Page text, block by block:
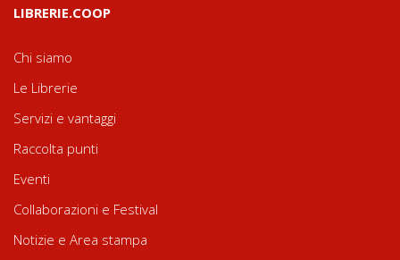
LIBRERIE.COOP
Chi siamo
Le Librerie
Servizi e vantaggi
Raccolta punti
Eventi
Collaborazioni e Festival
Notizie e Area stampa